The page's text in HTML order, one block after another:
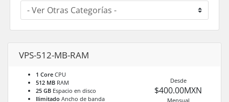
VPS-512-MB-RAM
1 Core CPU
512 MB RAM
25 GB Espacio en disco
Ilimitado Ancho de banda
Desde
$400.00MXN
Mensual